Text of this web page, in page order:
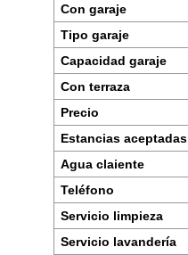
Con garaje
Tipo garaje
Capacidad garaje
Con terraza
Precio
Estancias aceptadas
Agua claiente
Teléfono
Servicio limpieza
Servicio lavandería